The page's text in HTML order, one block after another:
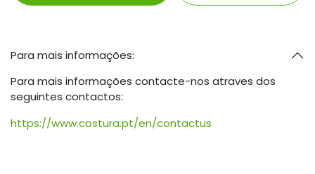
Para mais informações:
Para mais informações contacte-nos atraves dos
seguintes contactos:
https://www.costura.pt/en/contactus